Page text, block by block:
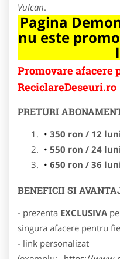
Vulcan.
Pagina
nu este
Promovare afacere
ReciclareDeseuri.ro
PRETURI
350 ron / 12
550 ron / 24
650 ron / 36
BENEFICII SI
- prezenta EXCLUSIVA
singura afacere pentru
- link personalizat